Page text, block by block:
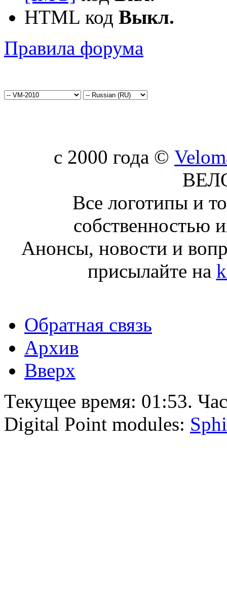
HTML код Выкл.
Правила форума
c 2000 года ©
Все логотипы и
собственностью
Анонсы, новости и
присылайте на
Обратная связь
Архив
Вверх
Текущее время: 01:53.
Digital Point modules: